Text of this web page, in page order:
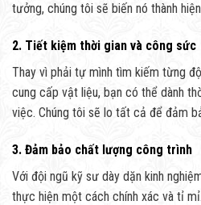
tưởng, chúng tôi sẽ biến nó thành
2. Tiết kiệm thời gian và công sức
Thay vì phải tự mình tìm kiếm từng
cung cấp vật liệu, bạn có thể dành
việc. Chúng tôi sẽ lo tất cả để đảm
3. Đảm bảo chất lượng công trình
Với đội ngũ kỹ sư dày dặn kinh
thực hiện một cách chính xác và tỉ